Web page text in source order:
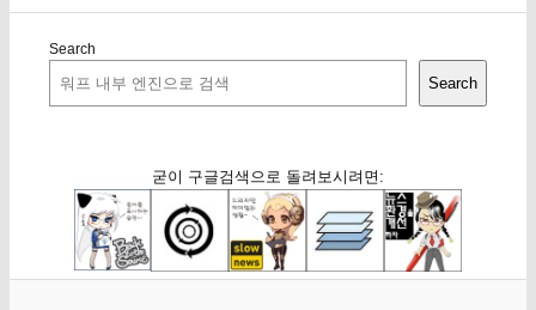
Search
Search
굳이 구글검색으로 돌려보시려면: